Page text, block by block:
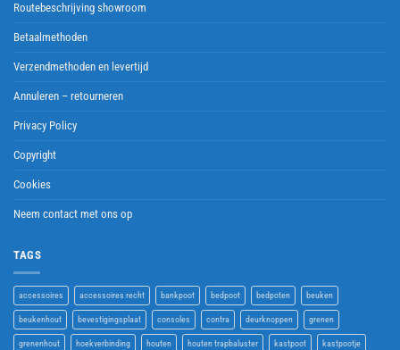
Routebeschrijving showroom
Betaalmethoden
Verzendmethoden en levertijd
Annuleren – retourneren
Privacy Policy
Copyright
Cookies
Neem contact met ons op
TAGS
accessoires accessoires recht bankpoot bedpoot bedpoten beuken
beukenhout bevestigingsplaat consoles contra deurknoppen grenen
grenenhout hoekverbinding houten houten trapbaluster kastpoot kastpootje